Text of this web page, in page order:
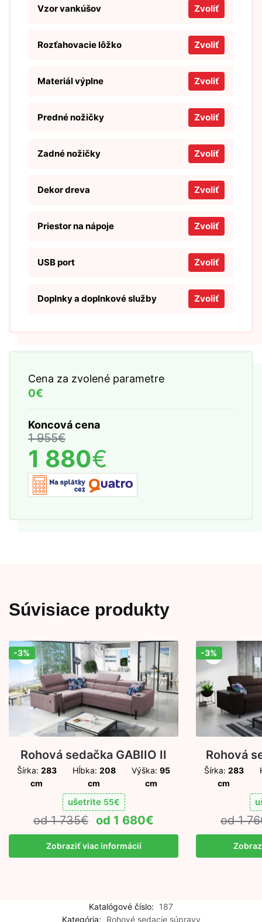
Vzor vankúšov Zvoliť
Rozťahovacie lôžko Zvoliť
Materiál výplne Zvoliť
Predné nožičky Zvoliť
Zadné nožičky Zvoliť
Dekor dreva Zvoliť
Priestor na nápoje Zvoliť
USB port Zvoliť
Doplnky a doplnkové služby Zvoliť
Cena za zvolené parametre
0€
Koncová cena
1 955€
1 880€
Súvisiace produkty
Zľava!
-3%
Rohová sedačka GABIIO II
Šírka: 283
cm
Hĺbka: 208
cm
Výška: 95
cm
ušetrite 55€
1 735€ 1 680€
Zobraziť viac informácií
Zľava!
-3%
Rohová
Šírka: 283
cm
1
Katalógové číslo:
187
Kategória:
Rohové sedacie súpravy